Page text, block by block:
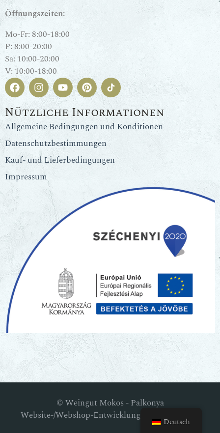
Öffnungszeiten:
Mo-Fr: 8:00-18:00
P: 8:00-20:00
Sa: 10:00-20:00
V: 10:00-18:00
Nützliche Informationen
Allgemeine Bedingungen und Konditionen
Datenschutzbestimmungen
Kauf- und Lieferbedingungen
Impressum
© Weingut Mokos - Palkonya
Website-/Webshop-Entwicklung: RM Webstudio
Deutsch